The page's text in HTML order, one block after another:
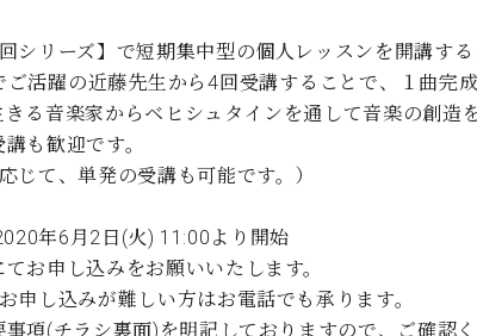
C.ベヒシュタイン コンサート
アップライトピアノ
ューレ
タジオ
レッスンイベント
代理店主催イベント
イベント情報
八王子工房ブログ
アクセス
シリーズ】で短期集中型の個人レッスンを開講する
ご活躍の近藤先生から4回受講することで、１曲完
る音楽家からベヒシュタインを通して音楽の創造
も歓迎です。
じて、単発の受講も可能です。）
年6月2日(火) 11:00より開始
お申し込みをお願いいたします。
申し込みが難しい方はお電話でも承ります。
項(チラシ裏面)を明記しておりますので、ご確認く